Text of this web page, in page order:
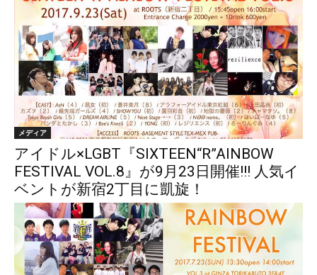
メディア
アイドル×LGBT『SIXTEEN“R”AINBOW
FESTIVAL VOL.8』が9月23日開催!!! 人気イ
ベントが新宿2丁目に凱旋！